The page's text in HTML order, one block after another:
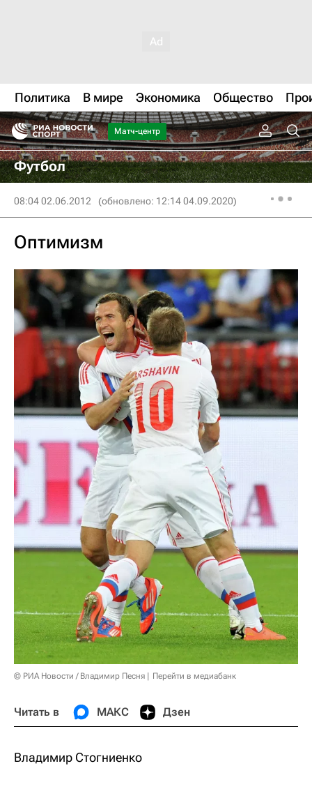
Политика В мире Экономика Общество
Матч-центр
Футбол
08:04 02.06.2012 (обновлено: 12:14 04.09.2020)
Оптимизм
© РИА Новости / Владимир Песня Перейти в медиабанк
Читать в МАКС Дзен
Владимир Стогниенко